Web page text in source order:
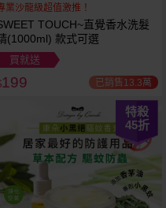
業沙龍級超值激推！
TOUCH~直覺香水洗髮
(1000ml) 款式可選
買就送
199 已銷售13.3萬
特殺
45折